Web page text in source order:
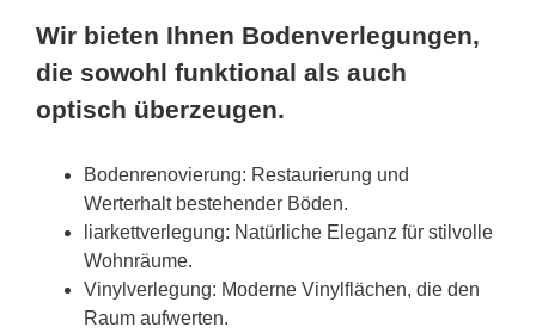
Wir bieten Ihnen Bodenverlegungen,
die sowohl funktional als auch
optisch überzeugen.
Bodenrenovierung: Restaurierung und
Werterhalt bestehender Böden.
liarkettverlegung: Natürliche Eleganz für stilvolle
Wohnräume.
Vinylverlegung: Moderne Vinylflächen, die den
Raum aufwerten.